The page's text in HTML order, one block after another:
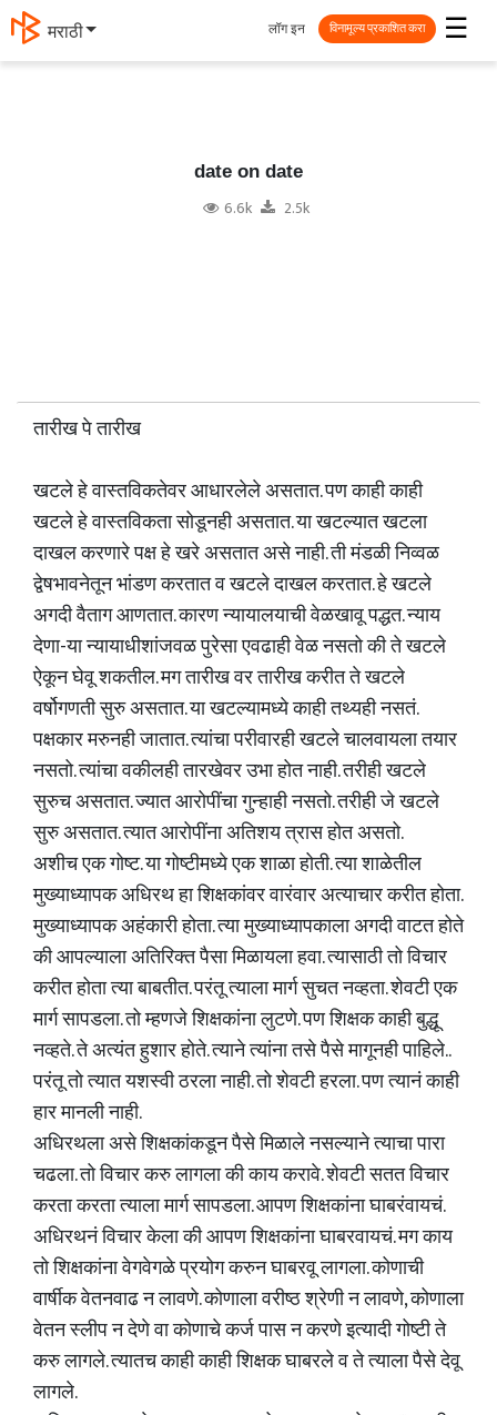
मराठी ☰
लॉग इन विनामूल्य प्रकाशित करा
date on date
6.6k 2.5k
तारीख पे तारीख
खटले हे वास्तविकतेवर आधारलेले असतात. पण काही काही
खटले हे वास्तविकता सोडूनही असतात. या खटल्यात खटला
दाखल करणारे पक्ष हे खरे असतात असे नाही. ती मंडळी निव्वळ
द्वेषभावनेतून भांडण करतात व खटले दाखल करतात. हे खटले
अगदी वैताग आणतात. कारण न्यायालयाची वेळखावू पद्धत. न्याय
देणा-या न्यायाधीशांजवळ पुरेसा एवढाही वेळ नसतो की ते खटले
ऐकून घेवू शकतील. मग तारीख वर तारीख करीत ते खटले
वर्षोगणती सुरु असतात. या खटल्यामध्ये काही तथ्यही नसतं.
पक्षकार मरुनही जातात. त्यांचा परीवारही खटले चालवायला तयार
नसतो. त्यांचा वकीलही तारखेवर उभा होत नाही. तरीही खटले
सुरुच असतात. ज्यात आरोपींचा गुन्हाही नसतो. तरीही जे खटले
सुरु असतात. त्यात आरोपींना अतिशय त्रास होत असतो.
अशीच एक गोष्ट. या गोष्टीमध्ये एक शाळा होती. त्या शाळेतील
मुख्याध्यापक अधिरथ हा शिक्षकांवर वारंवार अत्याचार करीत होता.
मुख्याध्यापक अहंकारी होता. त्या मुख्याध्यापकाला अगदी वाटत होते
की आपल्याला अतिरिक्त पैसा मिळायला हवा. त्यासाठी तो विचार
करीत होता त्या बाबतीत. परंतू त्याला मार्ग सुचत नव्हता. शेवटी एक
मार्ग सापडला. तो म्हणजे शिक्षकांना लुटणे. पण शिक्षक काही बुद्धू
नव्हते. ते अत्यंत हुशार होते. त्याने त्यांना तसे पैसे मागूनही पाहिले..
परंतू तो त्यात यशस्वी ठरला नाही. तो शेवटी हरला. पण त्यानं काही
हार मानली नाही.
अधिरथला असे शिक्षकांकडून पैसे मिळाले नसल्याने त्याचा पारा
चढला. तो विचार करु लागला की काय करावे. शेवटी सतत विचार
करता करता त्याला मार्ग सापडला. आपण शिक्षकांना घाबरंवायचं.
अधिरथनं विचार केला की आपण शिक्षकांना घाबरवायचं. मग काय
तो शिक्षकांना वेगवेगळे प्रयोग करुन घाबरवू लागला. कोणाची
वार्षीक वेतनवाढ न लावणे. कोणाला वरीष्ठ श्रेणी न लावणे, कोणाला
वेतन स्लीप न देणे वा कोणाचे कर्ज पास न करणे इत्यादी गोष्टी ते
करु लागले. त्यातच काही काही शिक्षक घाबरले व ते त्याला पैसे देवू
लागले.